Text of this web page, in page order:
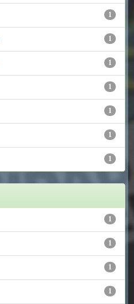
1
1
1
1
1
1
1
1
1
1
1